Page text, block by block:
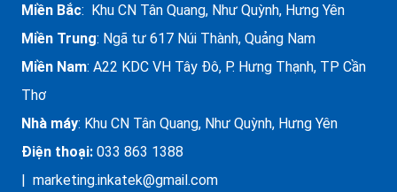
Miền Bắc: Khu CN Tân Quang, Như Quỳnh, Hưng Yên
Miền Trung: Ngã tư 617 Núi Thành, Quảng Nam
Miền Nam: A22 KDC VH Tây Đô, P. Hưng Thạnh, TP Cần
Thơ
Nhà máy: Khu CN Tân Quang, Như Quỳnh, Hưng Yên
Điện thoại: 033 863 1388
| marketing.inkatek@gmail.com